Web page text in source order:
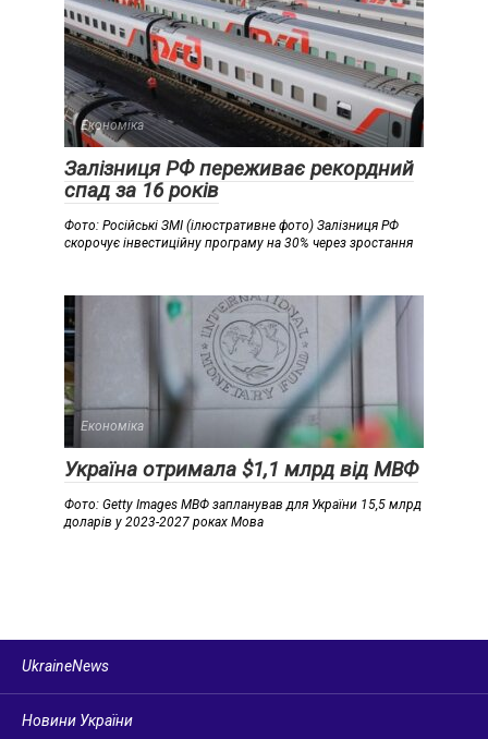
Економіка
Залізниця РФ переживає рекордний
спад за 16 років
Фото: Російські ЗМІ (ілюстративне фото) Залізниця РФ
скорочує інвестиційну програму на 30% через зростання
Економіка
Україна отримала $1,1 млрд від МВФ
Фото: Getty Images МВФ запланував для України 15,5 млрд
доларів у 2023-2027 роках Мова
UkraineNews
Новини України